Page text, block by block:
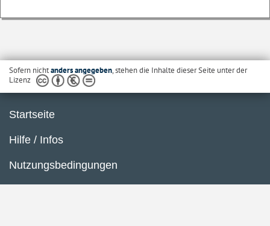
Sofern nichtanders angegeben, stehen die Inhalte dieser Seite unter der
Lizenz
Startseite
Hilfe / Infos
Nutzungsbedingungen